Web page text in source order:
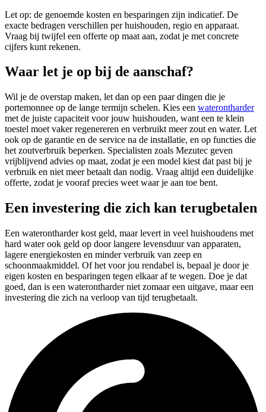
Let op: de genoemde kosten en besparingen zijn indicatief. De
exacte bedragen verschillen per huishouden, regio en apparaat.
Vraag bij twijfel een offerte op maat aan, zodat je met concrete
cijfers kunt rekenen.
Waar let je op bij de aanschaf?
Wil je de overstap maken, let dan op een paar dingen die je
portemonnee op de lange termijn schelen. Kies een waterontharder
met de juiste capaciteit voor jouw huishouden, want een te klein
toestel moet vaker regenereren en verbruikt meer zout en water. Let
ook op de garantie en de service na de installatie, en op functies die
het zoutverbruik beperken. Specialisten zoals Mezutec geven
vrijblijvend advies op maat, zodat je een model kiest dat past bij je
verbruik en niet meer betaalt dan nodig. Vraag altijd een duidelijke
offerte, zodat je vooraf precies weet waar je aan toe bent.
Een investering die zich kan terugbetalen
Een waterontharder kost geld, maar levert in veel huishoudens met
hard water ook geld op door langere levensduur van apparaten,
lagere energiekosten en minder verbruik van zeep en
schoonmaakmiddel. Of het voor jou rendabel is, bepaal je door je
eigen kosten en besparingen tegen elkaar af te wegen. Doe je dat
goed, dan is een waterontharder niet zomaar een uitgave, maar een
investering die zich na verloop van tijd terugbetaalt.